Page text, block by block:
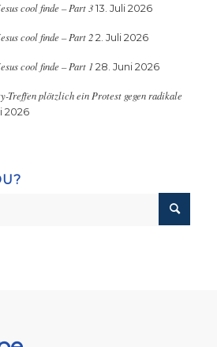
cool finde – Part 3 13. Juli 2026
cool finde – Part 2 2. Juli 2026
cool finde – Part 1 28. Juni 2026
Treffen plötzlich ein Protest gegen radikale
2026